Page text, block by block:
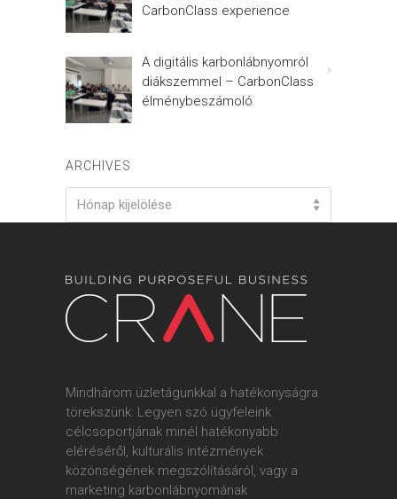
CarbonClass experience
A digitális karbonlábnyomról
diákszemmel – CarbonClass
élménybeszámoló
ARCHIVES
Archives
Hónap kijelölése
Mindhárom üzletágunkkal a hatékonyságra
törekszünk: Legyen szó ügyfeleink
célcsoportjának minél hatékonyabb
eléréséről, kulturális intézmények
közönségének megszólításáról, vagy a
marketing karbonlábnyomának